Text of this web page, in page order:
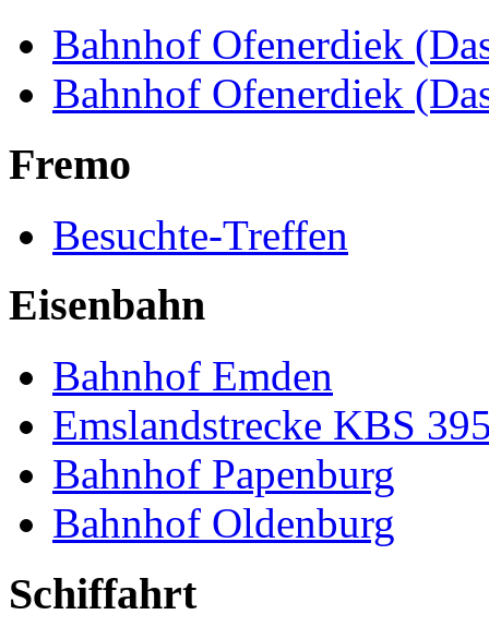
Bahnhof Ofenerdiek
Bahnhof Ofenerdiek
Fremo
Besuchte-Treffen
Eisenbahn
Bahnhof Emden
Emslandstrecke KBS
Bahnhof Papenburg
Bahnhof Oldenburg
Schiffahrt